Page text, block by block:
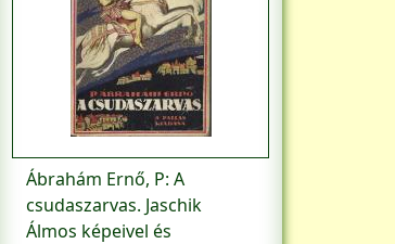
Ábrahám Ernő, P: A
csudaszarvas. Jaschik
Álmos képeivel és